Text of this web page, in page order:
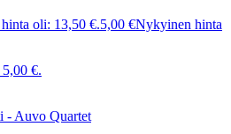
oli: 13,50 €.5,00 €Nykyinen hinta
5,00 €.